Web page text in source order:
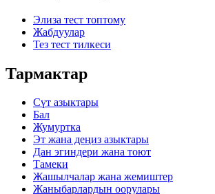
Элиза тест топтому
Жабдуулар
Тез тест тилкеси
Тармактар
Сүт азыктары
Бал
Жумуртка
Эт жана деңиз азыктары
Дан эгиндери жана тоют
Тамеки
Жашылчалар жана жемиштер
Жаныбарлардын оорулары